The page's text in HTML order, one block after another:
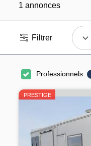
1 annonces
Filtrer
Professionnels
PRESTIGE